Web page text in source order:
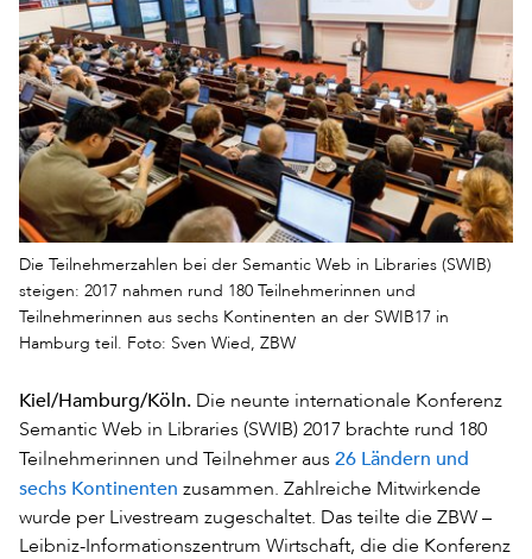
Die Teilnehmerzahlen bei der Semantic Web in Libraries (SWIB)
steigen: 2017 nahmen rund 180 Teilnehmerinnen und
Teilnehmerinnen aus sechs Kontinenten an der SWIB17 in
Hamburg teil. Foto: Sven Wied, ZBW
Kiel/Hamburg/Köln. Die neunte internationale Konferenz
Semantic Web in Libraries (SWIB) 2017 brachte rund 180
Teilnehmerinnen und Teilnehmer aus 26 Ländern und
sechs Kontinenten zusammen. Zahlreiche Mitwirkende
wurde per Livestream zugeschaltet. Das teilte die ZBW –
Leibniz-Informationszentrum Wirtschaft, die die Konferenz